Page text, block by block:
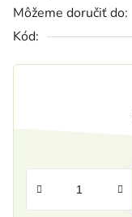
Môžeme doručiť do:
Kód: